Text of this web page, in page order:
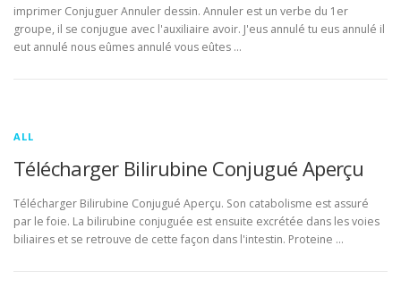
imprimer Conjuguer Annuler dessin. Annuler est un verbe du 1er
groupe, il se conjugue avec l'auxiliaire avoir. J'eus annulé tu eus annulé il
eut annulé nous eûmes annulé vous eûtes …
ALL
Télécharger Bilirubine Conjugué Aperçu
Télécharger Bilirubine Conjugué Aperçu. Son catabolisme est assuré
par le foie. La bilirubine conjuguée est ensuite excrétée dans les voies
biliaires et se retrouve de cette façon dans l'intestin. Proteine …